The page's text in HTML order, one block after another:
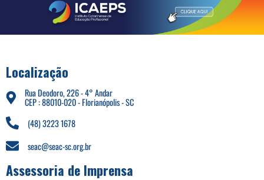
Localização
Rua Deodoro, 226 - 4° Andar
CEP : 88010-020 - Florianópolis - SC
(48) 3223 1678
seac@seac-sc.org.br
Assessoria de Imprensa